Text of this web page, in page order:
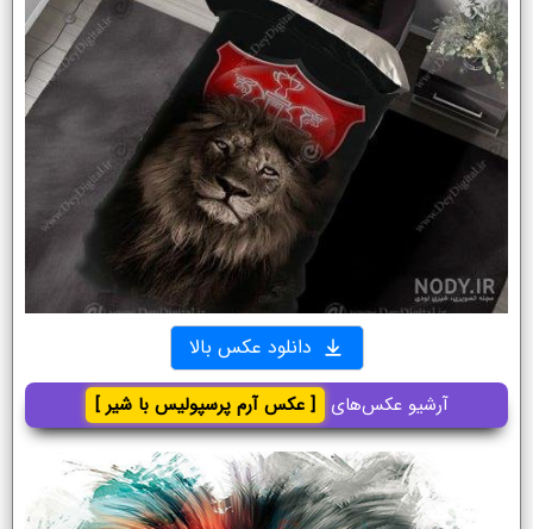
دانلود عکس بالا
آرشیو عکس‌های [ عکس آرم پرسپولیس با شیر ]